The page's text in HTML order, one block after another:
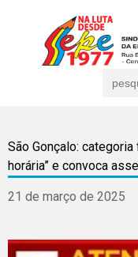
for:
São Gonçalo:
horária” e convoca
21 de março de 2025